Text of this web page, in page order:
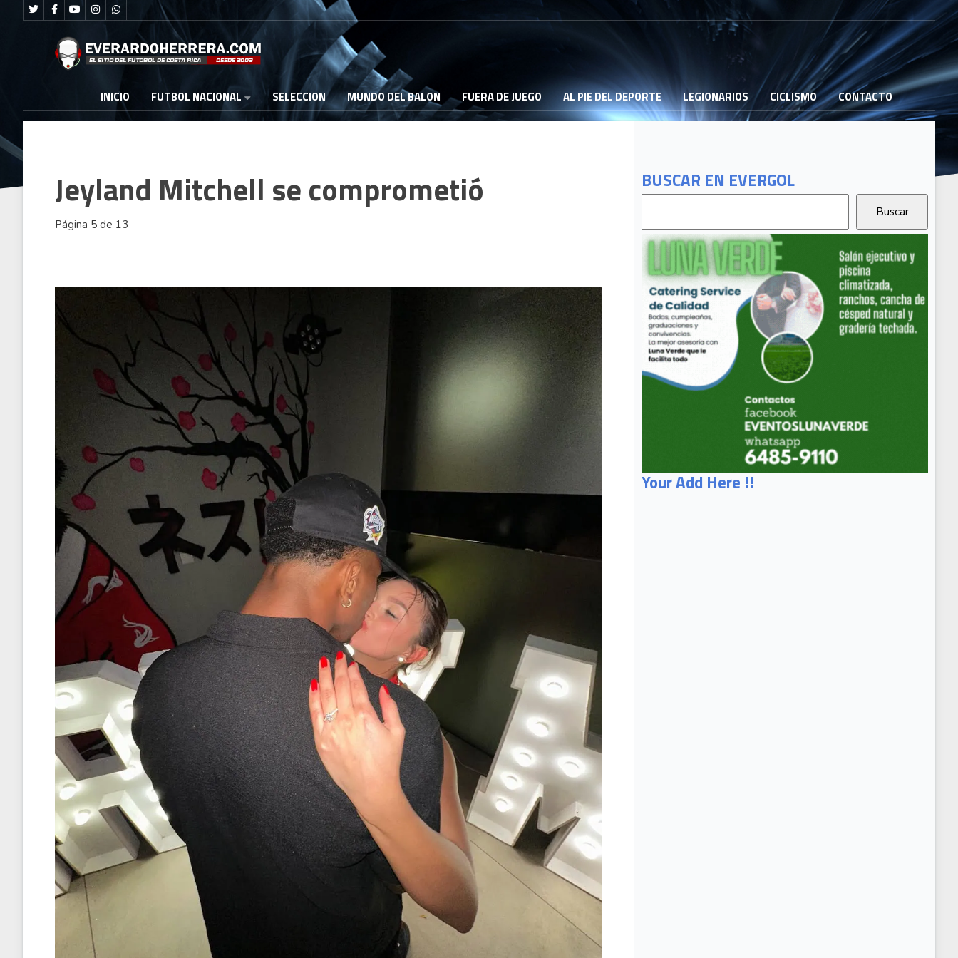
INICIO FUTBOL NACIONAL SELECCION MUNDO DEL BALON FUERA DE JUEGO AL PIE DEL DEPORTE LEGIONARIOS CICLISMO CONTACTO
BUSCAR EN EVERGOL
Your Add Here !!
Jeyland Mitchell se comprometió
Página 5 de 13